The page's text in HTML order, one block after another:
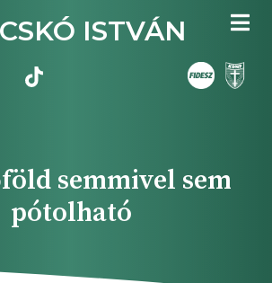
ISTVÁN
semmivel sem
pótolható